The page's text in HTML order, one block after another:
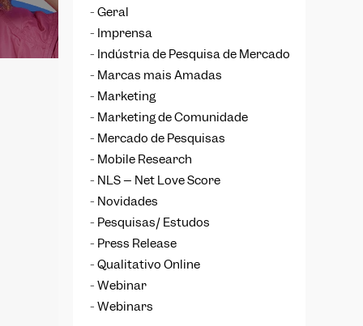
Geral
Imprensa
Indústria de Pesquisa de Mercado
Marcas mais Amadas
Marketing
Marketing de Comunidade
Mercado de Pesquisas
Mobile Research
NLS – Net Love Score
Novidades
Pesquisas/ Estudos
Press Release
Qualitativo Online
Webinar
Webinars